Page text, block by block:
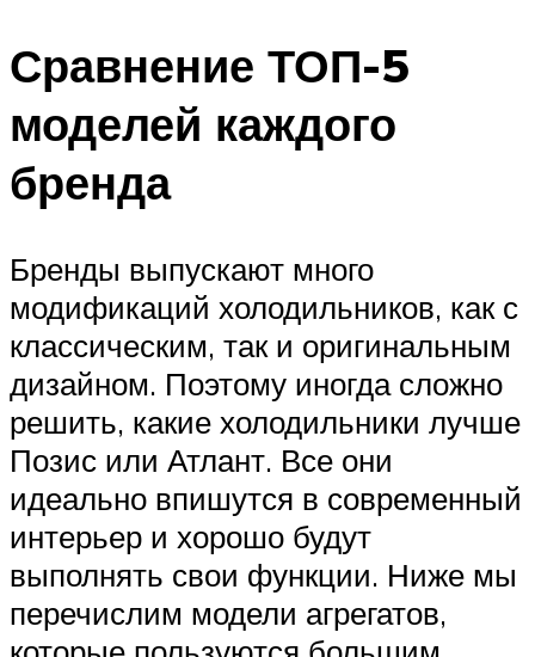
Сравнение ТОП-5
моделей каждого
бренда
Бренды выпускают много
модификаций холодильников, как с
классическим, так и оригинальным
дизайном. Поэтому иногда сложно
решить, какие холодильники лучше
Позис или Атлант. Все они
идеально впишутся в современный
интерьер и хорошо будут
выполнять свои функции. Ниже мы
перечислим модели агрегатов,